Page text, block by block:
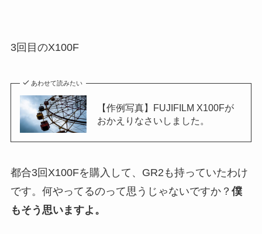
3回目のX100F
あわせて読みたい
【作例写真】FUJIFILM X100Fが
おかえりなさいしました。
都合3回X100Fを購入して、GR2も持っていたわけ
です。何やってるのって思うじゃないですか？ 僕
もそう思いますよ。